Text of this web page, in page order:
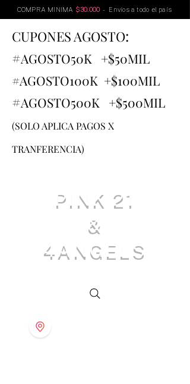
COMPRA MINIMA $30.000 - Envíos a todo el país
CUPONES AGOSTO:
#AGOSTO50K +$50MIL
#AGOSTO100K +$100MIL
#AGOSTO500K +$500MIL
(SOLO APLICA PAGOS X
TRANFERENCIA)
PINK 21
&
4ANGELS